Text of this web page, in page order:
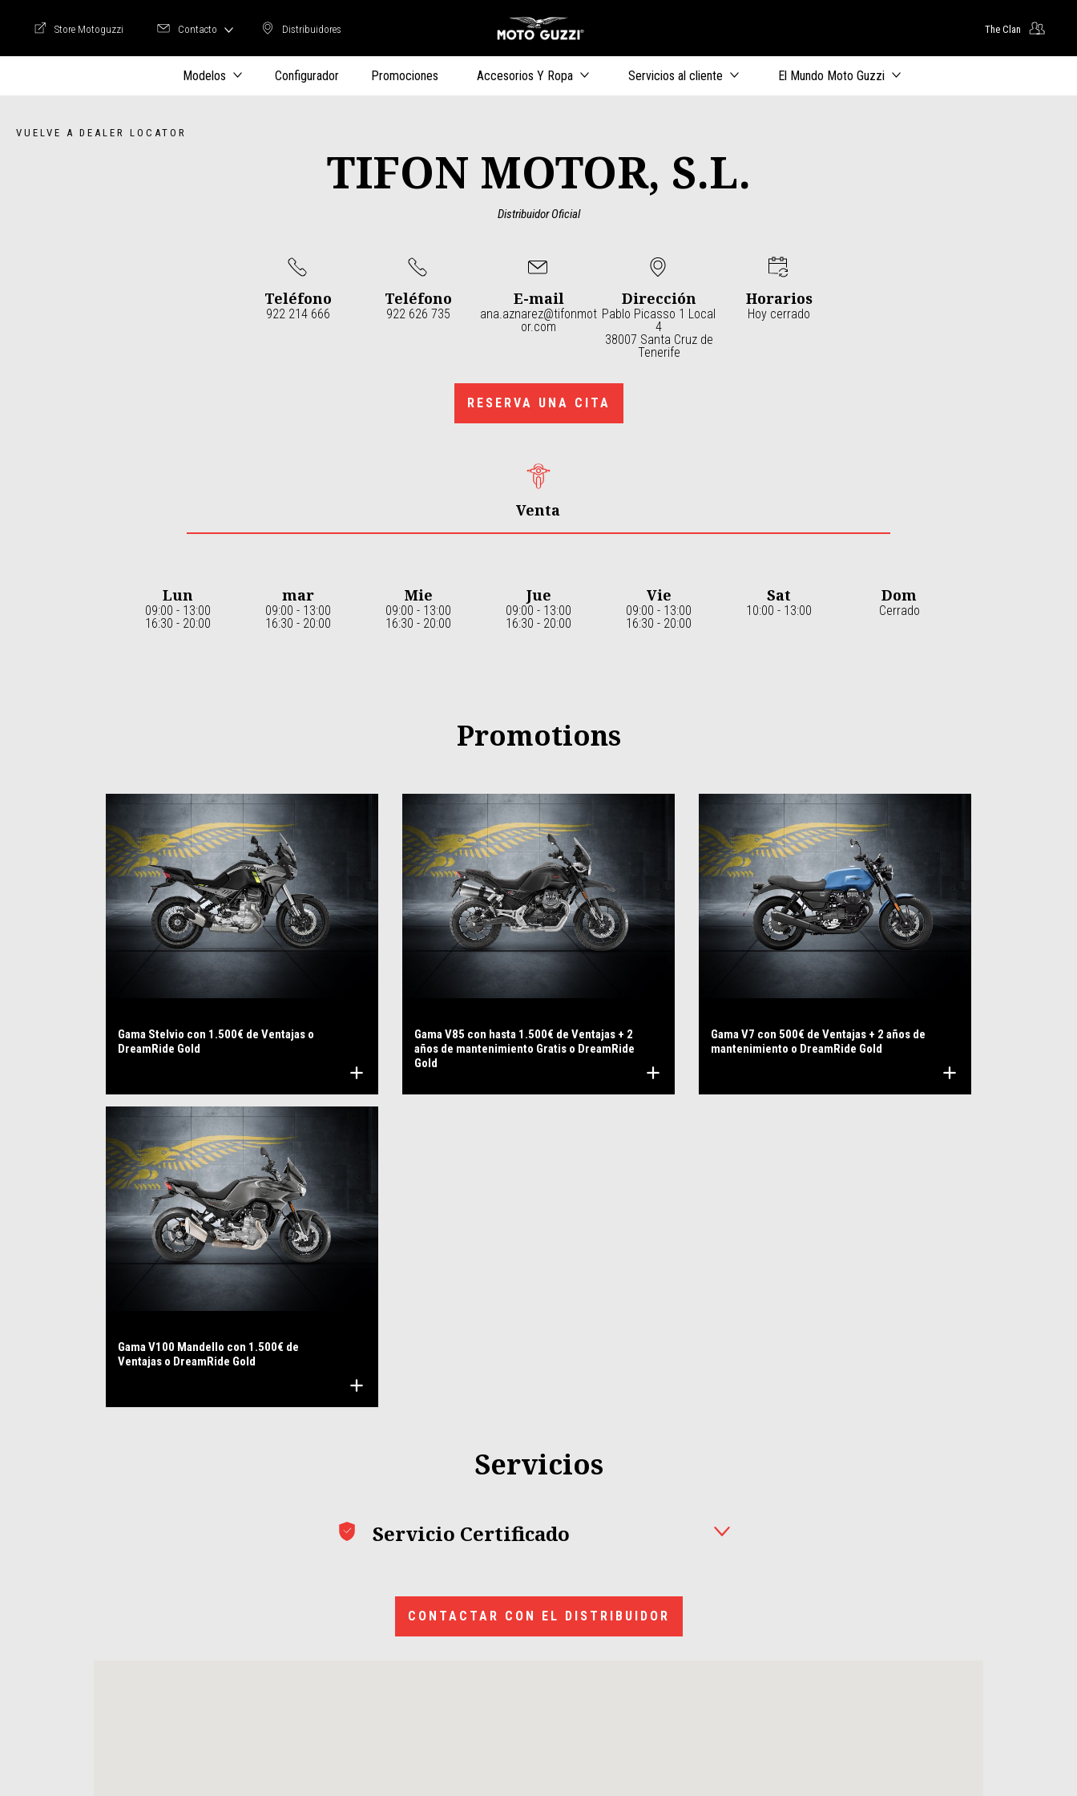
Distribuidores
Distribuidores
Store Motoguzzi
Store Motoguzzi Contacto The Clan
Modelos Configurador Promociones Accesorios Y Ropa Servicios al cliente El Mundo Moto Guzzi
VUELVE A DEALER LOCATOR
TIFON MOTOR, S.L.
Distribuidor Oficial
Teléfono
922 214 666
Teléfono
922 626 735
E-mail
ana.aznarez@tifonmot
or.com
Dirección
Pablo Picasso 1 Local
4
38007 Santa Cruz de
Tenerife
Horarios
Hoy cerrado
RESERVA UNA CITA
Venta
Lun
09:00 - 13:00
16:30 - 20:00
mar
09:00 - 13:00
16:30 - 20:00
Mie
09:00 - 13:00
16:30 - 20:00
Jue
09:00 - 13:00
16:30 - 20:00
Vie
09:00 - 13:00
16:30 - 20:00
Sat
10:00 - 13:00
Dom
Cerrado
Promotions
Gama Stelvio con 1.500€ de Ventajas o
DreamRide Gold
Gama V85 con hasta 1.500€ de Ventajas + 2
años de mantenimiento Gratis o DreamRide
Gold
Gama V7 con 500€ de Ventajas + 2 años de
mantenimiento o DreamRide Gold
Gama V100 Mandello con 1.500€ de
Ventajas o DreamRide Gold
Servicios
Servicio Certificado
CONTACTAR CON EL DISTRIBUIDOR